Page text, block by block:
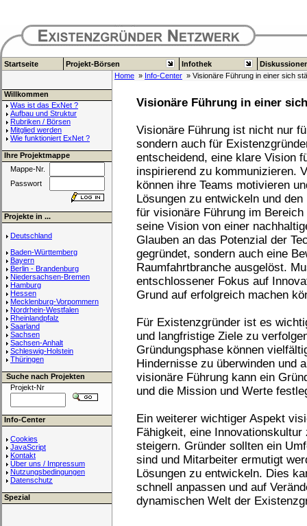
Startseite Projekt-Börsen Infothek
Home » Info-Center » Visionäre Führung in einer sich
Willkommen
Was ist das ExNet ?
Aufbau und Struktur
Rubriken / Börsen
Mitglied werden
Wie funktioniert ExNet ?
Ihre Projektmappe
Mappe-Nr.
Passwort
Projekte in ...
Deutschland
Baden-Württemberg
Bayern
Berlin - Brandenburg
Niedersachsen-Bremen
Hamburg
Hessen
Mecklenburg-Vorpommern
Nordrhein-Westfalen
Rheinlandpfalz
Saarland
Sachsen
Sachsen-Anhalt
Schleswig-Holstein
Thüringen
Suche nach Projekten
Projekt-Nr
Info-Center
Cookies
JavaScript
Kontakt
Über uns / Impressum
Nutzungsbedingungen
Datenschutz
Spezial
Visionäre Führung in einer
Visionäre Führung ist nicht nur
sondern auch für
entscheidend, eine klare Vision
inspirierend zu kommunizieren.
können ihre Teams motivieren
Lösungen zu entwickeln und
für visionäre Führung im
seine Vision von einer
Glauben an das Potenzial der
gegründet, sondern auch eine
Raumfahrtbranche ausgelöst.
entschlossener Fokus auf
Grund auf erfolgreich machen
Für Existenzgründer ist es
und langfristige Ziele zu
Gründungsphase können
Hindernisse zu überwinden und
visionäre Führung kann ein
und die Mission und Werte
Ein weiterer wichtiger Aspekt
Fähigkeit, eine
steigern. Gründer sollten ein
sind und Mitarbeiter ermutigt
Lösungen zu entwickeln. Dies
schnell anpassen und auf
dynamischen Welt der